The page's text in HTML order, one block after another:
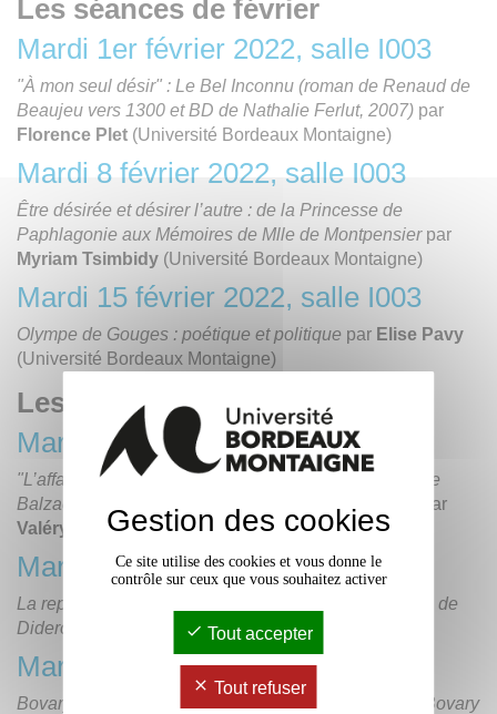
Les séances de février
Mardi 1er février 2022, salle I003
"À mon seul désir" : Le Bel Inconnu (roman de Renaud de
Beaujeu vers 1300 et BD de Nathalie Ferlut, 2007) par
Florence Plet (Université Bordeaux Montaigne)
Mardi 8 février 2022, salle I003
Être désirée et désirer l’autre : de la Princesse de
Paphlagonie aux Mémoires de Mlle de Montpensierpar
Myriam Tsimbidy (Université Bordeaux Montaigne)
Mardi 15 février 2022, salle I003
Olympe de Gouges : poétique et politique par Elise Pavy
(Université Bordeaux Montaigne)
Les séances de mars
Mardi 1er mars 2022, salle I003
"L’affaire du baiser volé" dans Le lys dans la vallée de
Balzac et Baisers volés de François Truffaut (1968)
par
Valéry Hugotte(Université Bordeaux Montaigne)
Mardi 8 mars 2022, salle I003
La représentation du désir féminin dans La religieuse de
Diderot
Anne Coudreuse(université Paris 13)
Mardi 15 mars 2022, salle I003
Bovarysme contemporain et variations sur Madame Bovary
Gestion des cookies
Ce site utilise des cookies et vous donne le
contrôle sur ceux que vous souhaitez activer
Tout accepter
Tout refuser